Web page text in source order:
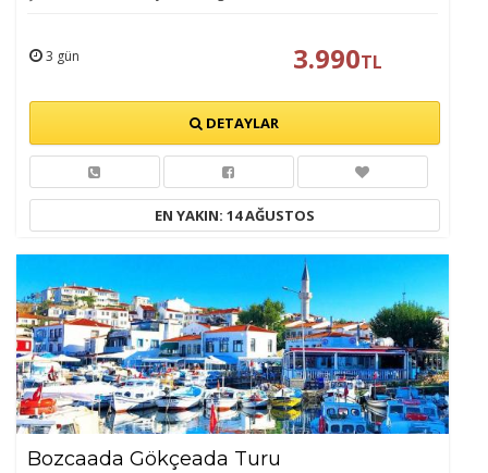
3 gün 3.990TL
DETAYLAR
EN YAKIN: 14 AĞUSTOS
Bozcaada Gökçeada Turu